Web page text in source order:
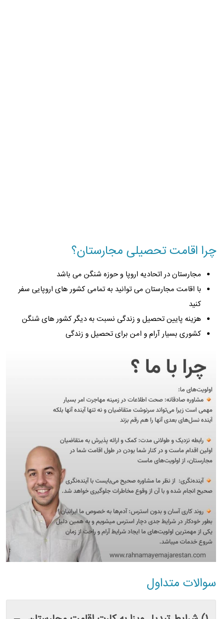
چرا اقامت تحصیلی مجارستان؟
مجارستان در اتحادیه اروپا و حوزه شنگن می باشد
با اقامت مجارستان می توانید به تمامی کشور های اروپایی سفر
کنید
هزینه پایین تحصیل و زندگی نسبت به دیگر کشور های شنگن
کشوری بسیار آرام و امن برای تحصیل و زندگی
سوالات متداول